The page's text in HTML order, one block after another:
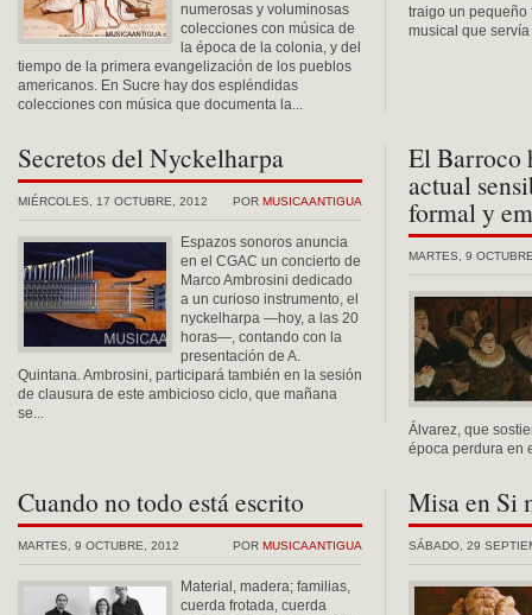
numerosas y voluminosas
colecciones con música de
la época de la colonia, y del
tiempo de la primera evangelización de los pueblos
americanos. En Sucre hay dos espléndidas
colecciones con música que documenta la...
traigo un pequeño
musical que
Secretos del Nyckelharpa
POR MUSICAANTIGUA
MIÉRCOLES, 17 OCTUBRE, 2012
Espazos sonoros anuncia
en el CGAC un concierto de
Marco Ambrosini dedicado
a un curioso instrumento, el
nyckelharpa —hoy, a las 20
horas—, contando con la
presentación de A.
Quintana. Ambrosini, participará también en la sesión
de clausura de este ambicioso ciclo, que mañana
se...
El Barroco
actual
formal y
MARTES, 9
Álvarez, que
época perdura en
Cuando no todo está escrito
POR MUSICAANTIGUA
MARTES, 9 OCTUBRE, 2012
Material, madera; familias,
cuerda frotada, cuerda
Misa en Si
SÁBADO, 29